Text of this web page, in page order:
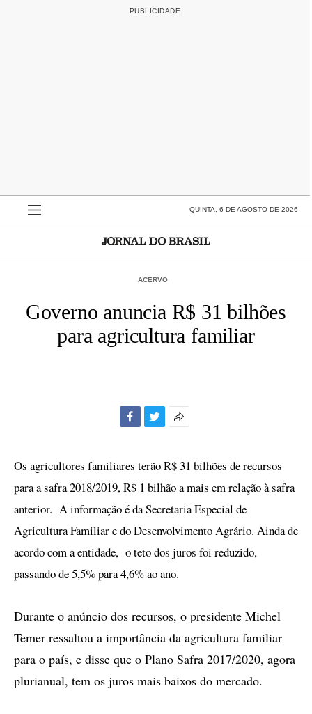
QUINTA, 6 DE AGOSTO DE 2026
ACERVO
Governo anuncia R$ 31 bilhões
para agricultura familiar
compartilhamento
Os agricultores familiares terão R$ 31 bilhões de recursos
para a safra 2018/2019, R$ 1 bilhão a mais em relação à safra
anterior. A informação é da Secretaria Especial de
Agricultura Familiar e do Desenvolvimento Agrário. Ainda de
acordo com a entidade, o teto dos juros foi reduzido,
passando de 5,5% para 4,6% ao ano.
Durante o anúncio dos recursos, o presidente Michel
Temer ressaltou a importância da agricultura familiar
para o país, e disse que o Plano Safra 2017/2020, agora
plurianual, tem os juros mais baixos do mercado.